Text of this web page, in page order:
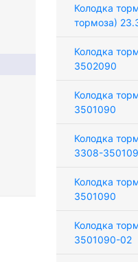
Колодка
тормоза)
Колодка
3502090
Колодка
3501090
Колодка
3308-
Колодка
3501090
Колодка
3501090-02